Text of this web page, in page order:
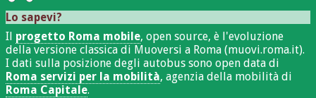
Lo sapevi?
Il progetto Roma mobile, open source, è l'evoluzione
della versione classica di Muoversi a Roma (muovi.roma.it).
I dati sulla posizione degli autobus sono open data di
Roma servizi per la mobilità, agenzia della mobilità di
Roma Capitale.